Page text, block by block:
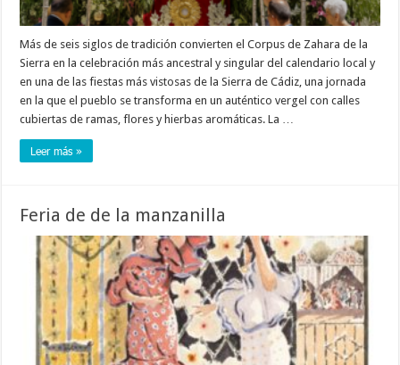
Más de seis siglos de tradición convierten el Corpus de Zahara de la
Sierra en la celebración más ancestral y singular del calendario local y
en una de las fiestas más vistosas de la Sierra de Cádiz, una jornada
en la que el pueblo se transforma en un auténtico vergel con calles
cubiertas de ramas, flores y hierbas aromáticas. La …
Leer más »
Feria de de la manzanilla